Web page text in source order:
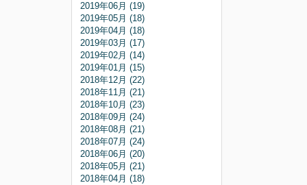
2019年06月 (19)
2019年05月 (18)
2019年04月 (18)
2019年03月 (17)
2019年02月 (14)
2019年01月 (15)
2018年12月 (22)
2018年11月 (21)
2018年10月 (23)
2018年09月 (24)
2018年08月 (21)
2018年07月 (24)
2018年06月 (20)
2018年05月 (21)
2018年04月 (18)